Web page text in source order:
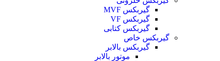
گیربکس MVF
گیربکس VF
گیربکس کتابی
گیربکس خاص
گيربکس بالابر
موتور بالابر